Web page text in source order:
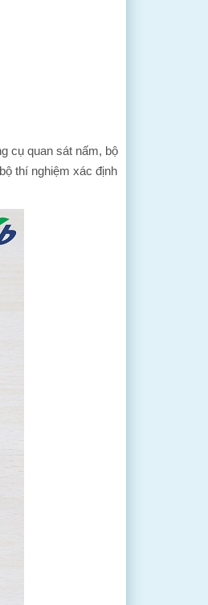
cụ quan sát nấm, bộ
thí nghiệm xác định